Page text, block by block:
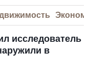
исследователь
в